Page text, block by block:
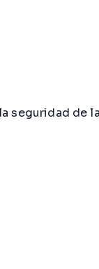
seguridad de